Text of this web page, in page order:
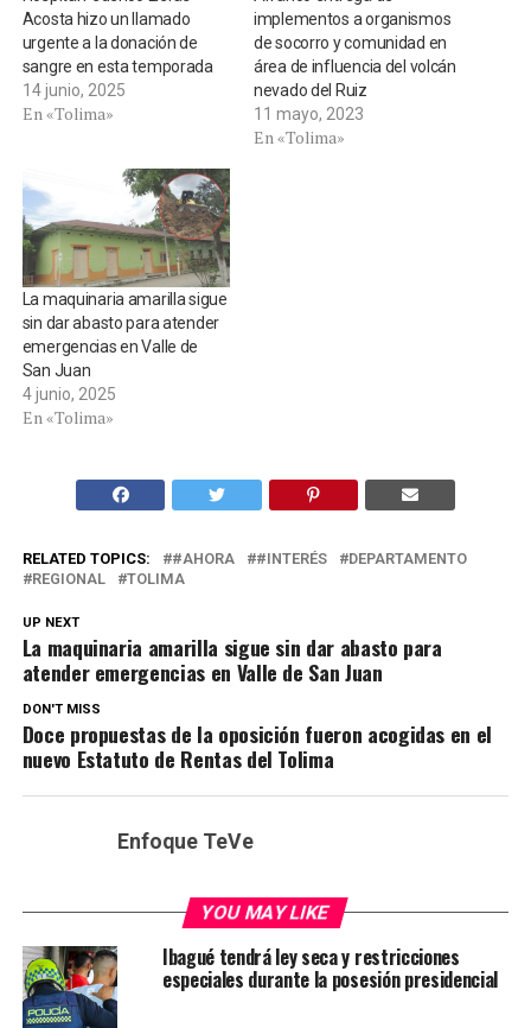
Acosta hizo un llamado
urgente a la donación de
sangre en esta temporada
14 junio, 2025
En «Tolima»
implementos a organismos
de socorro y comunidad en
área de influencia del volcán
nevado del Ruiz
11 mayo, 2023
En «Tolima»
La maquinaria amarilla sigue
sin dar abasto para atender
emergencias en Valle de
San Juan
4 junio, 2025
En «Tolima»
RELATED TOPICS: #AHORA #INTERÉS
DEPARTAMENTO
REGIONAL
TOLIMA
UP NEXT
La maquinaria amarilla sigue sin dar abasto para
atender emergencias en Valle de San Juan
DON'T MISS
Doce propuestas de la oposición fueron acogidas en el
nuevo Estatuto de Rentas del Tolima
Enfoque TeVe
YOU MAY LIKE
Ibagué tendrá ley seca y restricciones
especiales durante la posesión presidencial